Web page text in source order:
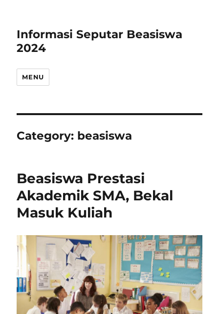
Informasi Seputar Beasiswa
2024
MENU
Category: beasiswa
Beasiswa Prestasi
Akademik SMA, Bekal
Masuk Kuliah